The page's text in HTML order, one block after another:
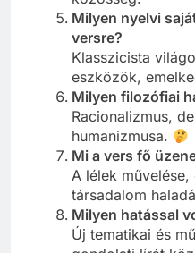
Milyen nyelvi
versre?
Klasszicista
eszközök,
Milyen filozófiai
Racionalizmus,
humanizmusa.
Mi a vers fő
A lélek
társadalom
Milyen hatással
Új tematikai és